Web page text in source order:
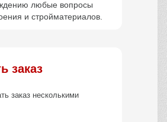
любые вопросы
и стройматериалов.
заказ
заказ несколькими